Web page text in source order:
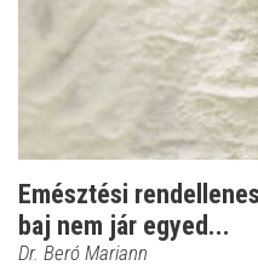
Emésztési
baj nem jár egyed...
Dr. Beró Mariann